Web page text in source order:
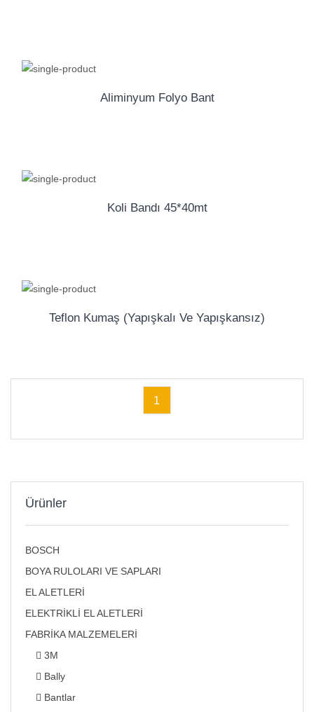
Ürünler
BOSCH
BOYA RULOLARI VE SAPLARI
EL ALETLERİ
ELEKTRİKLİ EL ALETLERİ
FABRİKA MALZEMELERİ
3M
Bally
Bantlar
Aliminyum Folyo Bant
Koli Bandı 45*40mt
Teflon Kumaş (Yapışkalı Ve Yapışkansız)
1